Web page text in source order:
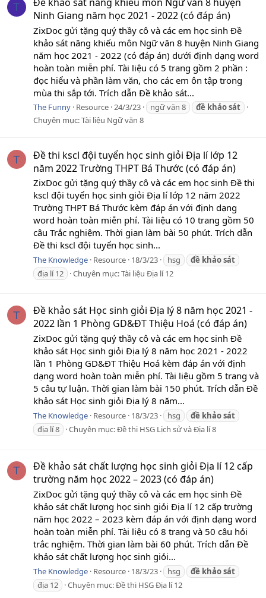
T
Ninh Giang năm học 2021 - 2022 (có đáp án)
ZixDoc gửi tặng quý thầy cô và các em học sinh Đề
khảo sát năng khiếu môn Ngữ văn 8 huyện Ninh Giang
năm học 2021 - 2022 (có đáp án) dưới định dạng word
hoàn toàn miễn phí. Tài liệu có 5 trang gồm 2 phần :
đọc hiểu và phần làm văn, cho các em ôn tập trong
mùa thi sắp tới. Trích dẫn Đề khảo sát...
The Funny Resource 24/3/23 ngữ văn 8 đề khảosát
Chuyên mục:Tài liệu Ngữ văn 8
T
Đề thi kscl đội tuyển học sinh giỏi Địa lí lớp 12
năm 2022 Trường THPT Bá Thước (có đáp án)
ZixDoc gửi tặng quý thầy cô và các em học sinh Đề thi
kscl đội tuyển học sinh giỏi Địa lí lớp 12 năm 2022
Trường THPT Bá Thước kèm đáp án với định dạng
word hoàn toàn miễn phí. Tài liệu có 10 trang gồm 50
câu Trắc nghiệm. Thời gian làm bài 50 phút. Trích dẫn
Đề thi kscl đội tuyển học sinh...
The Knowledge Resource 18/3/23 hsg đề khảosát
địa lí 12
Chuyên mục:Tài liệu Địa lí 12
T
Đề khảo sát Học sinh giỏi Địa lý 8 năm học 2021 -
2022 lần 1 Phòng GD&ĐT Thiệu Hoá (có đáp án)
ZixDoc gửi tặng quý thầy cô và các em học sinh Đề
khảo sát Học sinh giỏi Địa lý 8 năm học 2021 - 2022
lần 1 Phòng GD&ĐT Thiệu Hoá kèm đáp án với định
dạng word hoàn toàn miễn phí. Tài liệu gồm 5 trang và
5 câu tự luận. Thời gian làm bài 150 phút. Trích dẫn Đề
khảo sát Học sinh giỏi Địa lý 8 năm...
The Knowledge Resource 18/3/23 hsg đề khảosát
địa lí 8
Chuyên mục:Đề thi HSG Lịch sử và Địa lí 8
T
Đề khảo sát chất lượng học sinh giỏi Địa lí 12 cấp
trường năm học 2022 – 2023 (có đáp án)
ZixDoc gửi tặng quý thầy cô và các em học sinh Đề
khảo sát chất lượng học sinh giỏi Địa lí 12 cấp trường
năm học 2022 – 2023 kèm đáp án với định dạng word
hoàn toàn miễn phí. Tài liệu có 8 trang và 50 câu hỏi
trắc nghiệm. Thời gian làm bài 60 phút. Trích dẫn Đề
khảo sát chất lượng học sinh giỏi...
The Knowledge Resource 18/3/23 hsg đề khảosát
địa 12
Chuyên mục:Đề thi HSG Địa lí 12